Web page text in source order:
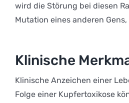
wird die Störung bei diesen
Mutation eines anderen
Klinische
Klinische Anzeichen einer
Folge einer Kupfertoxikose